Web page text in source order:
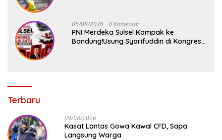
05/08/2026 0 Komentar
PNI Merdeka Sulsel Kompak ke
Bandung!Usung Syarifuddin di Kongres
Terbaru
09/08/2026
Kasat Lantas Gowa Kawal CFD, Sapa
Langsung Warga